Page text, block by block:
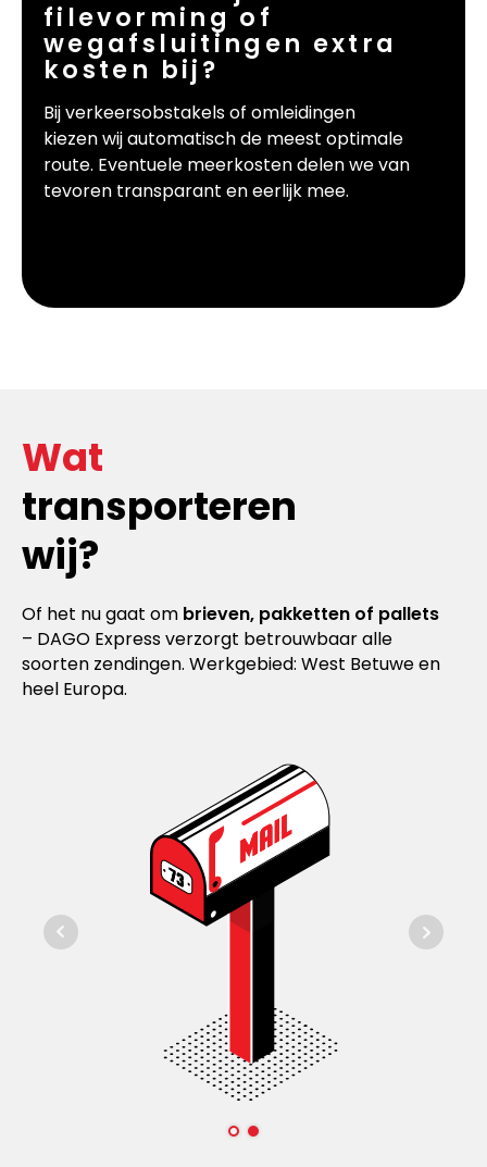
filevorming of
wegafsluitingen extra
kosten bij?
Bij verkeersobstakels of omleidingen
kiezen wij automatisch de meest optimale
route. Eventuele meerkosten delen we van
tevoren transparant en eerlijk mee.
Wat
transporteren
wij?
Of het nu gaat om brieven, pakketten of pallets
– DAGO Express verzorgt betrouwbaar alle
soorten zendingen. Werkgebied: West Betuwe en
heel Europa.